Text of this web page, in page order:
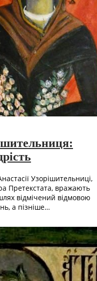
Узорішительниці,
Претекстата, вражають
відмічений відмовою
а пізніше…